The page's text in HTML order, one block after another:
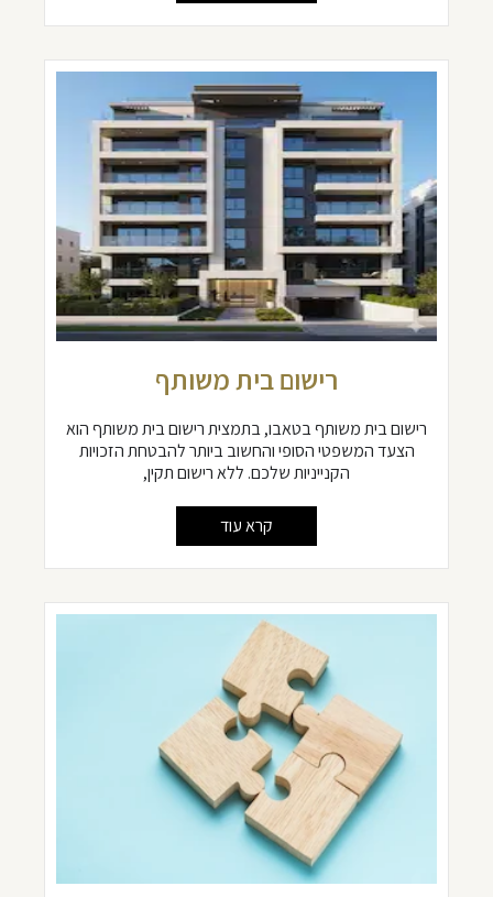
רישום בית משותף
רישום בית משותף בטאבו, בתמצית רישום בית משותף הוא
הצעד המשפטי הסופי והחשוב ביותר להבטחת הזכויות
הקנייניות שלכם. ללא רישום תקין,
קרא עוד